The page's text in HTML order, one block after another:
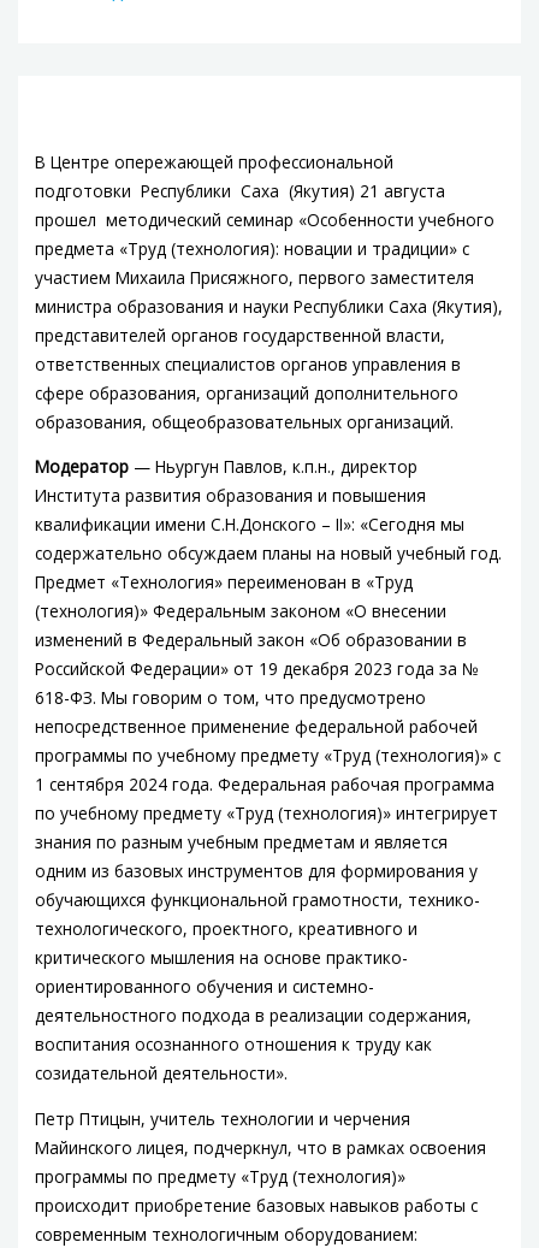
В Центре опережающей профессиональной
подготовки Республики Саха (Якутия) 21 августа
прошел методический семинар «Особенности учебного
предмета «Труд (технология): новации и традиции» с
участием Михаила Присяжного, первого заместителя
министра образования и науки Республики Саха (Якутия),
представителей органов государственной власти,
ответственных специалистов органов управления в
сфере образования, организаций дополнительного
образования, общеобразовательных организаций.
Модератор — Ньургун Павлов, к.п.н., директор
Института развития образования и повышения
квалификации имени С.Н.Донского – II»: «Сегодня мы
содержательно обсуждаем планы на новый учебный год.
Предмет «Технология» переименован в «Труд
(технология)» Федеральным законом «О внесении
изменений в Федеральный закон «Об образовании в
Российской Федерации» от 19 декабря 2023 года за №
618-ФЗ. Мы говорим о том, что предусмотрено
непосредственное применение федеральной рабочей
программы по учебному предмету «Труд (технология)» с
1 сентября 2024 года. Федеральная рабочая программа
по учебному предмету «Труд (технология)» интегрирует
знания по разным учебным предметам и является
одним из базовых инструментов для формирования у
обучающихся функциональной грамотности, технико-
технологического, проектного, креативного и
критического мышления на основе практико-
ориентированного обучения и системно-
деятельностного подхода в реализации содержания,
воспитания осознанного отношения к труду как
созидательной деятельности».
Петр Птицын, учитель технологии и черчения
Майинского лицея, подчеркнул, что в рамках освоения
программы по предмету «Труд (технология)»
происходит приобретение базовых навыков работы с
современным технологичным оборудованием: